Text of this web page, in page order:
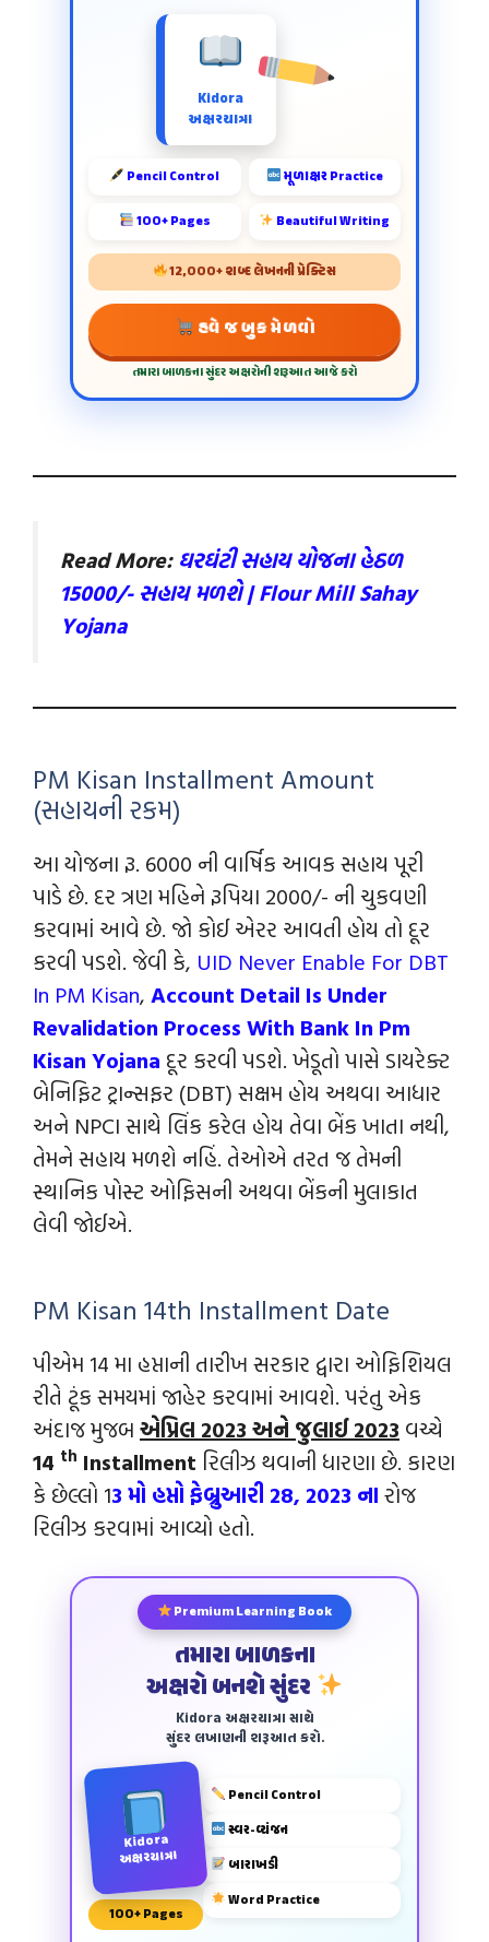
Kidora
અક્ષરયાત્રા
Pencil Control મૂળાક્ષર Practice
100+ Pages Beautiful Writing
12,000+ શબ્દ લેખનની પ્રેક્ટિસ
હવે જ બુક મેળવો
તમારા બાળકના સુંદર અક્ષરોની શરૂઆત આજે કરો
Read More: ઘરઘંટી સહાય યોજના હેઠળ
15000/- સહાય મળશે | Flour Mill Sahay
Yojana
PM Kisan Installment Amount
(સહાયની રકમ)
આ યોજના રૂ. 6000 ની વાર્ષિક આવક સહાય પૂરી
પાડે છે. દર ત્રણ મહિને રૂપિયા 2000/- ની ચુકવણી
કરવામાંં આવે છે. જો કોઈ એરર આવતી હોય તો દૂર
કરવી પડશે. જેવી કે, UID Never Enable For DBT
In PM Kisan, Account Detail Is Under
Revalidation Process With Bank In Pm
Kisan Yojana દૂર કરવી પડશે. ખેડૂતો પાસે ડાયરેક્ટ
બેનિફિટ ટ્રાન્સફર (DBT) સક્ષમ હોય અથવા આધાર
અને NPCI સાથે લિંક કરેલ હોય તેવા બેંક ખાતા નથી,
તેમને સહાય મળશે નહિં. તેઓએ તરત જ તેમની
સ્થાનિક પોસ્ટ ઓફિસની અથવા બેંકની મુલાકાત
લેવી જોઈએ.
PM Kisan 14th Installment Date
પીએમ 14 મા હપ્તાની તારીખ સરકાર દ્વારા ઓફિશિયલ
રીતે ટૂંક સમયમાં જાહેર કરવામાં આવશે. પરંતુ એક
અંદાજ મુજબ એપ્રિલ 2023 અને જુલાઈ 2023 વચ્ચે
14 th Installment રિલીઝ થવાની ધારણા છે. કારણ
કે છેલ્લો 13 મો હપ્તો ફેબ્રુઆરી 28, 2023 ના રોજ
રિલીઝ કરવામાં આવ્યો હતો.
Premium Learning Book
તમારા બાળકના
અક્ષરો બનશે સુંદર
Kidora અક્ષરયાત્રા સાથે
સુંદર લખાણની શરૂઆત કરો.
Kidora
અક્ષરયાત્રા
100+ Pages
Pencil Control
સ્વર-વ્યંજન
બારાખડી
Word Practice